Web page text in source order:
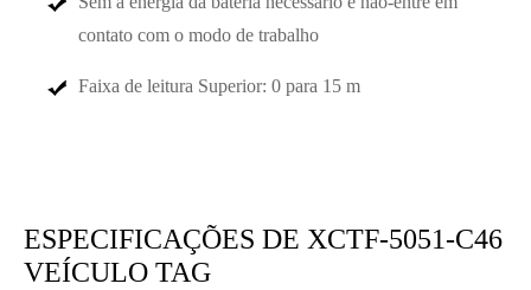
contato com o modo de trabalho
Faixa de leitura Superior: 0 para 15 m
ESPECIFICAÇÕES DE XCTF-5051-C46
VEÍCULO TAG